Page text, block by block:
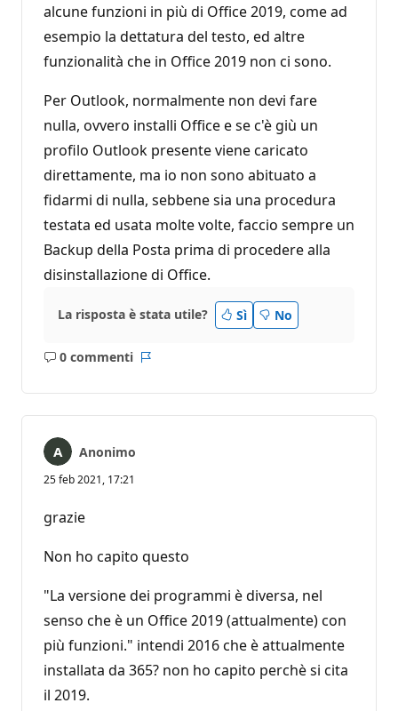
z
o
n
e
alcune funzioni in più di Office 2019, come ad
esempio la dettatura del testo, ed altre
funzionalità che in Office 2019 non ci sono.
Per Outlook, normalmente non devi fare
nulla, ovvero installi Office e se c'è giù un
profilo Outlook presente viene caricato
direttamente, ma io non sono abituato a
fidarmi di nulla, sebbene sia una procedura
testata ed usata molte volte, faccio sempre un
Backup della Posta prima di procedere alla
disinstallazione di Office.
La risposta è stata utile? Sì No
0 commenti
Nessun
Anonimo
25 feb 2021, 17:21
grazie
Non ho capito questo
"La versione dei programmi è diversa, nel
senso che è un Office 2019 (attualmente) con
più funzioni." intendi 2016 che è attualmente
installata da 365? non ho capito perchè si cita
il 2019.